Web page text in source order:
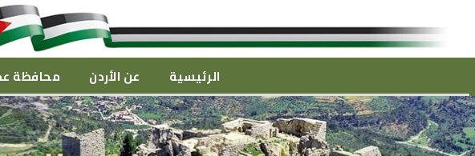
الرئيسية عن الأردن محافظة